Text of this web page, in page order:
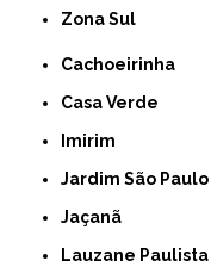
Zona Sul
Cachoeirinha
Casa Verde
Imirim
Jardim São Paulo
Jaçanã
Lauzane Paulista